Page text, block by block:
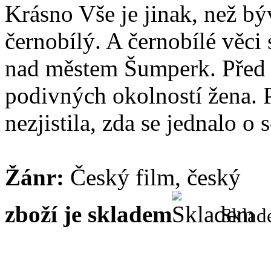
Krásno Vše je jinak, než
černobílý. A černobílé věci
nad městem Šumperk.
podivných okolností žena.
nezjistila, zda se jednalo o
Žánr: Český film, český
zboží je skladem